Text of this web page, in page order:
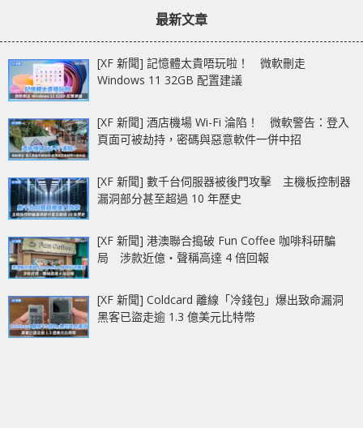
最新文章
[XF 新聞] 記憶體太貴唔玩啦！ 微軟刪走
Windows 11 32GB 配置建議
[XF 新聞] 酒店機場 Wi-Fi 淪陷！ 微軟警告：登入
頁面可被劫持，密碼與惡意軟件一併中招
[XF 新聞] 數千台伺服器被後門攻擊 主機板控制器
漏洞部分甚至超過 10 年歷史
[XF 新聞] 港澳聯合搗破 Fun Coffee 咖啡科研騙
局 涉款近億‧聲稱高達 4 倍回報
[XF 新聞] Coldcard 離線「冷錢包」爆出致命漏洞
黑客已盜走逾 1.3 億美元比特幣